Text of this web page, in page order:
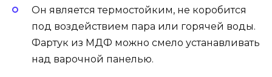
Он является термостойким, не коробится
под воздействием пара или горячей воды.
Фартук из МДФ можно смело устанавливать
над варочной панелью.